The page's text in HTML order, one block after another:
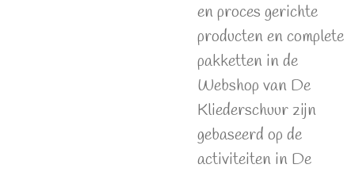
en proces gerichte
producten en complete
pakketten in de
Webshop van De
Kliederschuur zijn
gebaseerd op de
activiteiten in De